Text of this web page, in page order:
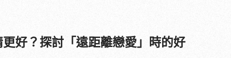
好？探討「遠距離戀愛」時的好